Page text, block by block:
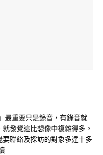
最重要只是錄音，有錄音就
發覺這比想像中複雜得多。
聯絡及採訪的對象多達十多